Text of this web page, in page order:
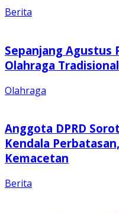
Berita
Sepanjang Agustus
Olahraga
Olahraga
Anggota DPRD
Kendala
Kemacetan
Berita